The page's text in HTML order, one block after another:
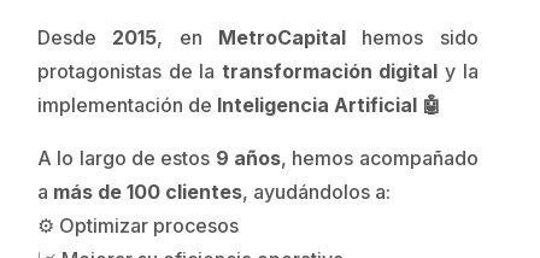
Desde 2015, en MetroCapital hemos sido
protagonistas de la transformación digital y la
implementación de Inteligencia Artificial 🤖
A lo largo de estos 9 años, hemos acompañado
a más de 100 clientes, ayudándolos a:
⚙️ Optimizar procesos